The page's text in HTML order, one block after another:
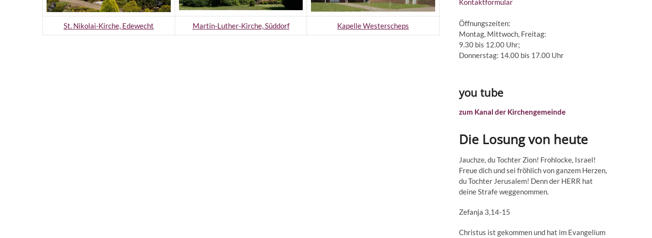
St. Nikolai-Kirche, Edewecht Martin-Luther-Kirche, Süddorf Kapelle Westerscheps
Kontaktformular
Öffnungszeiten:
Montag, Mittwoch, Freitag:
9.30 bis 12.00 Uhr;
Donnerstag: 14.00 bis 17.00 Uhr
you tube
zum Kanal der Kirchengemeinde
Die Losung von heute
Jauchze, du Tochter Zion! Frohlocke, Israel!
Freue dich und sei fröhlich von ganzem Herzen,
du Tochter Jerusalem! Denn der HERR hat
deine Strafe weggenommen.
Zefanja 3,14-15
Christus ist gekommen und hat im Evangelium